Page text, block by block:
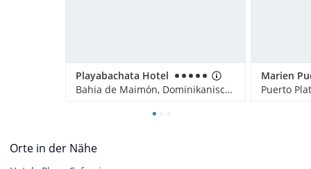
Playabachata Hotel
Bahia de Maimón, Dominikanische Republik
Marien
Orte in der Nähe